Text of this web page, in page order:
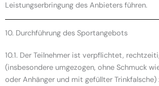
Leistungserbringung des Anbieters führen.
10. Durchführung des Sportangebots
10.1. Der Teilnehmer ist verpflichtet,
(insbesondere umgezogen, ohne Schmuck
oder Anhänger und mit gefüllter Trinkfalsche)